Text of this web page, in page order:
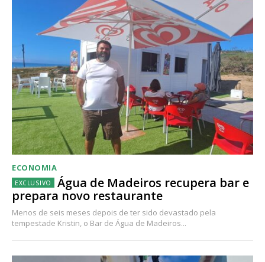
ECONOMIA
Água de Madeiros recupera bar e
prepara novo restaurante
Menos de seis meses depois de ter sido devastado pela
tempestade Kristin, o Bar de Água de Madeiros...